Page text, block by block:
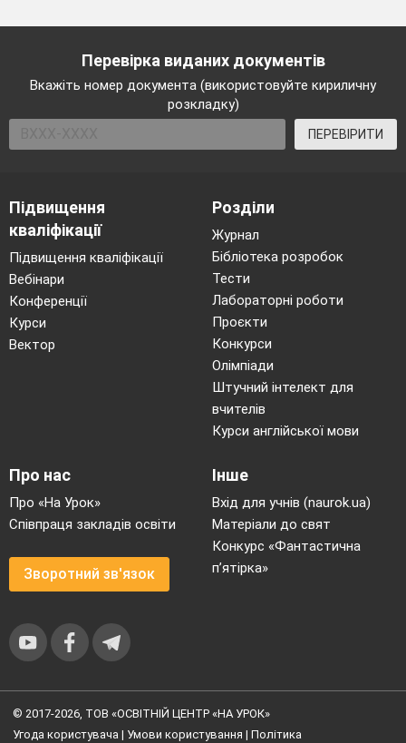
Перевірка виданих документів
Вкажіть номер документа (використовуйте кириличну
розкладку)
ПЕРЕВІРИТИ
Підвищення
кваліфікації
Підвищення кваліфікації
Вебінари
Конференції
Курси
Вектор
Розділи
Журнал
Бібліотека розробок
Тести
Лабораторні роботи
Проєкти
Конкурси
Олімпіади
Штучний інтелект для
вчителів
Курси англійської мови
Про нас
Про «На Урок»
Співпраця закладів освіти
Зворотний зв'язок
Інше
Вхід для учнів (naurok.ua)
Матеріали до свят
Конкурс «Фантастична
п’ятірка»
© 2017-2026, ТОВ «ОСВІТНІЙ ЦЕНТР «НА УРОК»
Угода користувача | Умови користування | Політика